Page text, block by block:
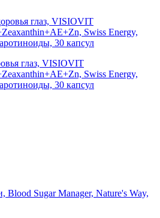
глаз, VISIOVIT
Swiss Energy,
30 капсул